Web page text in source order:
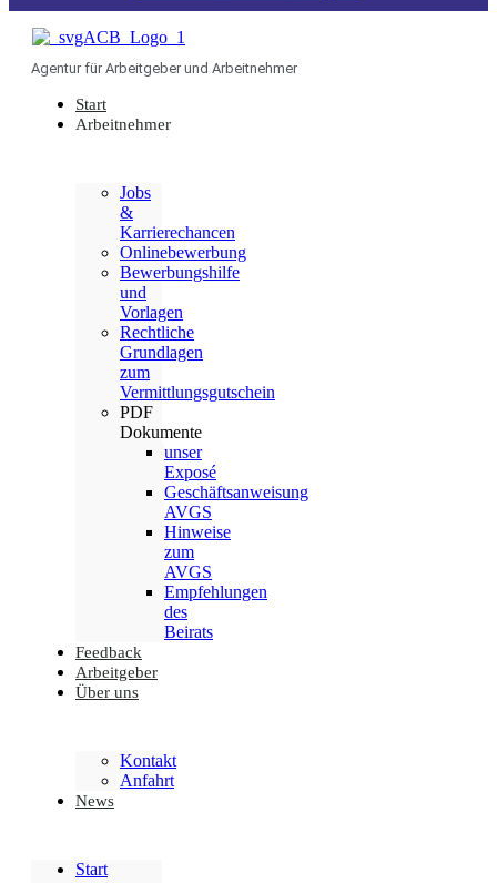
Agentur für Arbeitgeber und Arbeitnehmer
Start
Arbeitnehmer
Jobs
&
Karrierechancen
Onlinebewerbung
Bewerbungshilfe
und
Vorlagen
Rechtliche
Grundlagen
zum
Vermittlungsgutschein
PDF
Dokumente
unser
Exposé
Geschäftsanweisung
AVGS
Hinweise
zum
AVGS
Empfehlungen
des
Beirats
Feedback
Arbeitgeber
Über uns
Kontakt
Anfahrt
News
Start